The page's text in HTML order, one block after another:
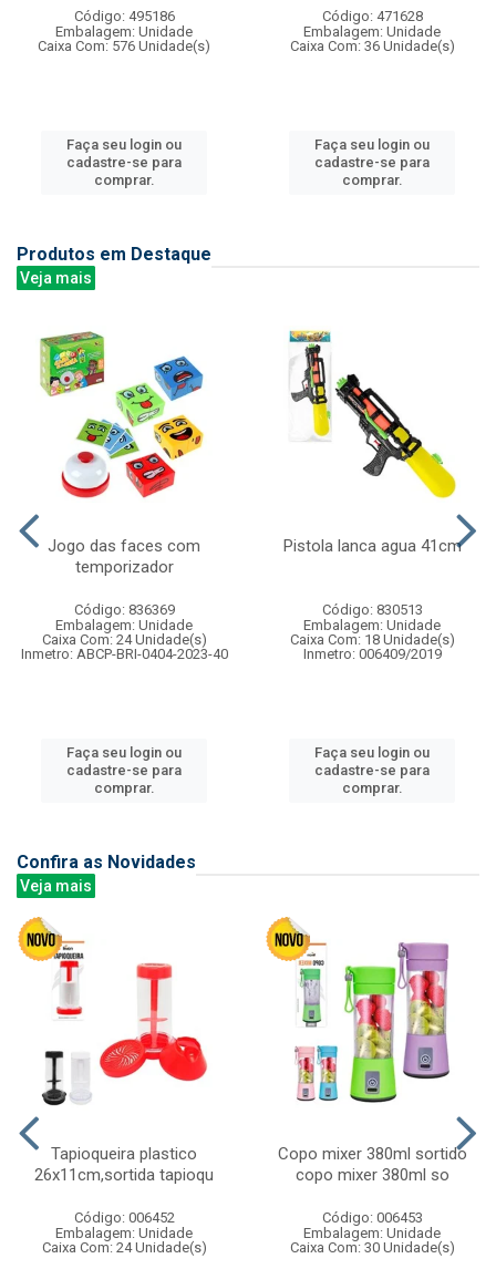
Código: 495186
Embalagem: Unidade
Caixa Com: 576 Unidade(s)
Faça seu login ou
cadastre-se para
comprar.
Código: 471628
Embalagem: Unidade
Caixa Com: 36 Unidade(s)
Faça seu login ou
cadastre-se para
comprar.
Produtos em Destaque
Veja mais
Jogo das faces com
temporizador
Código: 836369
Embalagem: Unidade
Caixa Com: 24 Unidade(s)
Inmetro: ABCP-BRI-0404-2023-40
Faça seu login ou
cadastre-se para
comprar.
Pistola lanca agua 41cm
Código: 830513
Embalagem: Unidade
Caixa Com: 18 Unidade(s)
Inmetro: 006409/2019
Faça seu login ou
cadastre-se para
comprar.
Confira as Novidades
Veja mais
Tapioqueira plastico
26x11cm,sortida tapioqu
Código: 006452
Embalagem: Unidade
Caixa Com: 24 Unidade(s)
Copo mixer 380ml sortido
copo mixer 380ml so
Código: 006453
Embalagem: Unidade
Caixa Com: 30 Unidade(s)